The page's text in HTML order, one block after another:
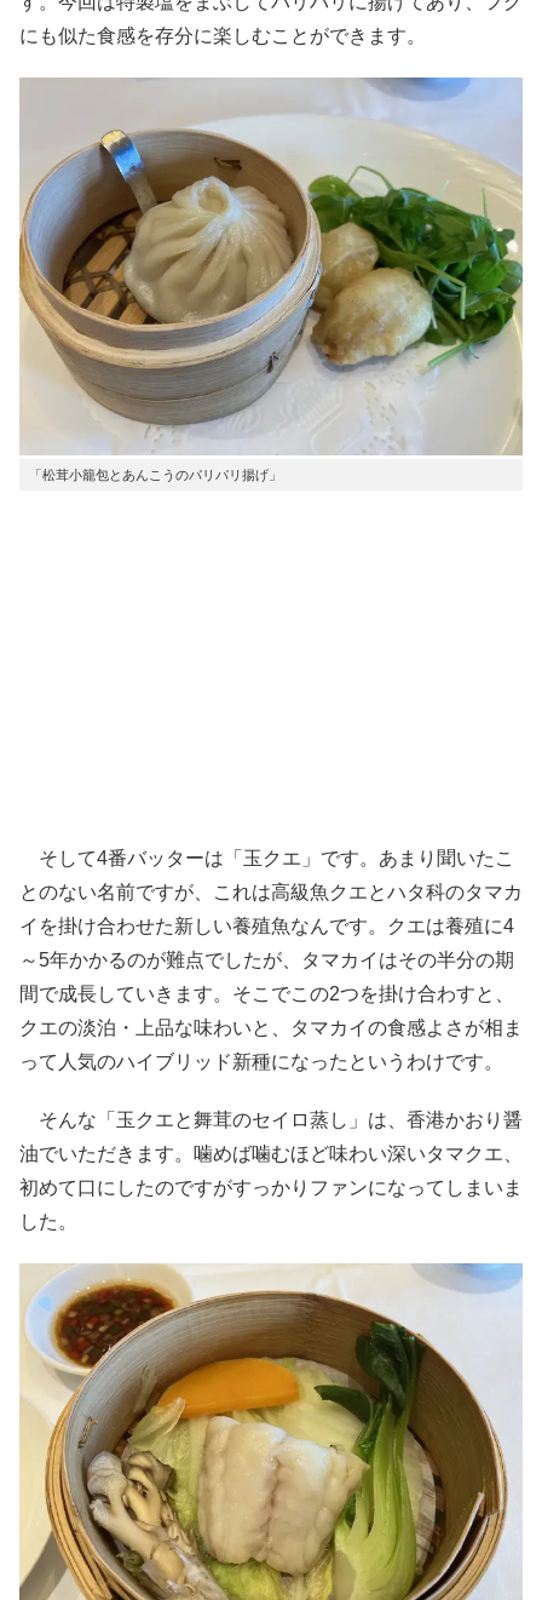
にも似た食感を存分に楽しむことができます。
「松茸小籠包とあんこうのパリパリ揚げ」
そして4番バッターは「玉クエ」です。あまり聞いたこ
とのない名前ですが、これは高級魚クエとハタ科のタマカ
イを掛け合わせた新しい養殖魚なんです。クエは養殖に4
～5年かかるのが難点でしたが、タマカイはその半分の期
間で成長していきます。そこでこの2つを掛け合わすと、
クエの淡泊・上品な味わいと、タマカイの食感よさが相ま
って人気のハイブリッド新種になったというわけです。
そんな「玉クエと舞茸のセイロ蒸し」は、香港かおり醤
油でいただきます。噛めば噛むほど味わい深いタマクエ、
初めて口にしたのですがすっかりファンになってしまいま
した。